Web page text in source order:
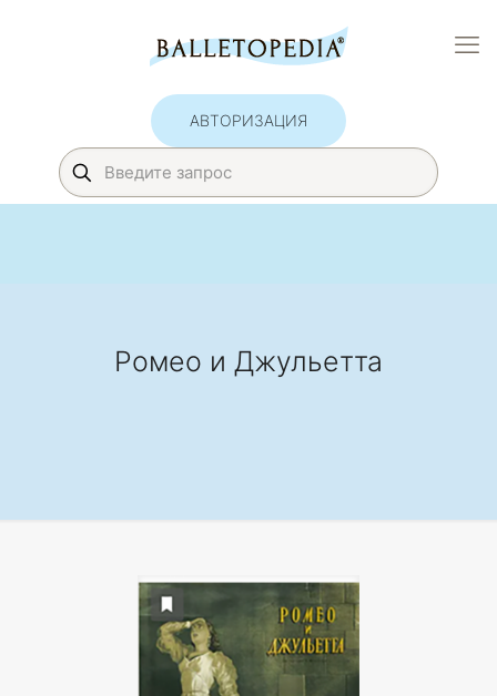
АВТОРИЗАЦИЯ
Ромео и Джульетта